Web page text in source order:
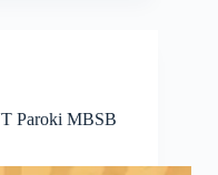
Paroki MBSB